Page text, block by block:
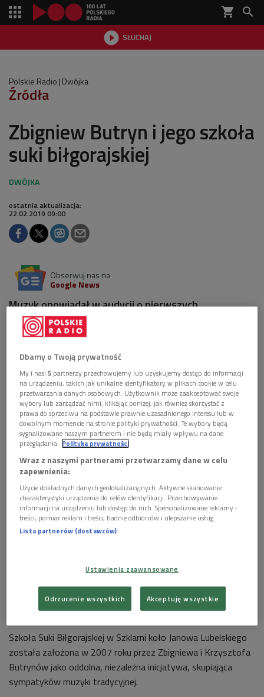
shopping_cart 
 SŁUCHAJ

Polskie Radio Dwójka
Źródła
Zbigniew Butryn i jego szkoła
suki biłgorajskiej
ostatnia aktualizacja:
22.02.2019 09:00
Obserwuj nas na
Google News
Muzyk opowiadał w audycji o pierwszych
zbudowanych przez siebie instrumentach oraz o
popularyzacji suki biłgorajskiej we współczesnych
AUDIO 1 plik
 23'20 
Rozmowa ze Zbigniewem Butrynem,
konstruktorem suk biłgorajskich (Dwójka/Źródła)
Zbigniew Butryn Foto: Kuba Borysiak
Szkoła Suki Biłgorajskiej w Szklarni koło Janowa Lubelskiego
została założona w 2007 roku przez Zbigniewa i Krzysztofa
Butrynów jako oddolna, niezależna inicjatywa, skupiająca
sympatyków muzyki tradycyjnej.
Dbamy o Twoją prywatność
My i nasi5 partnerzy przechowujemy lub uzyskujemy dostęp do informacji
na urządzeniu, takich jak unikalne identyfikatory w plikach cookie w celu
przetwarzania danych osobowych. Użytkownik może zaakceptować swoje
wybory lub zarządzać nimi, klikając poniżej, jak również skorzystać z
prawa do sprzeciwu na podstawie prawnie uzasadnionego interesu lub w
dowolnym momencie na stronie polityki prywatności. Te wybory będą
sygnalizowane naszym partnerom i nie będą miały wpływu na dane
przeglądania. Polityka prywatności
Wraz z naszymi partnerami przetwarzamy dane w celu
zapewnienia:
Użycie dokładnych danych geolokalizacyjnych. Aktywne skanowanie
charakterystyki urządzenia do celów identyfikacji. Przechowywanie
informacji na urządzeniu lub dostęp do nich. Spersonalizowane reklamy i
treści, pomiar reklam i treści, badnie odbiorców i ulepszanie usług.
Lista partnerów (dostawców)
Ustawienia zaawansowane
Odrzucenie wszystkich Akceptuję wszystkie